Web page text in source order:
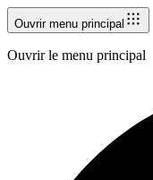
Ouvrir menu principal
Ouvrir le menu principal